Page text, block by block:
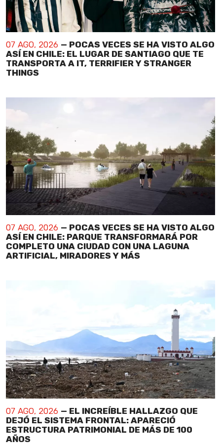
07 AGO, 2026 — POCAS VECES SE HA VISTO ALGO
ASÍ EN CHILE: EL LUGAR DE SANTIAGO QUE TE
TRANSPORTA A IT, TERRIFIER Y STRANGER
THINGS
07 AGO, 2026 — POCAS VECES SE HA VISTO ALGO
ASÍ EN CHILE: PARQUE TRANSFORMARÁ POR
COMPLETO UNA CIUDAD CON UNA LAGUNA
ARTIFICIAL, MIRADORES Y MÁS
07 AGO, 2026 — EL INCREÍBLE HALLAZGO QUE
DEJÓ EL SISTEMA FRONTAL: APARECIÓ
ESTRUCTURA PATRIMONIAL DE MÁS DE 100
AÑOS